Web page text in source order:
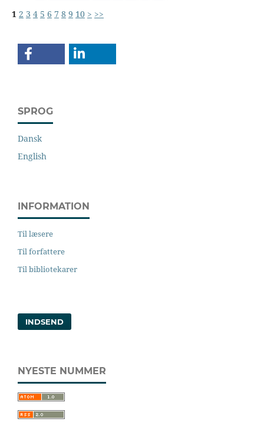
1 2 3 4 5 6 7 8 9 10 > >>
SPROG
Dansk
English
INFORMATION
Til læsere
Til forfattere
Til bibliotekarer
INDSEND
NYESTE NUMMER